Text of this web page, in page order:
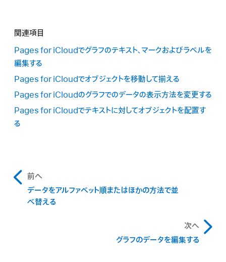
データセルには、数値、日付、または期間を追加できます。
行または列をデータ系列としてプロットするかどうかを変
更するには、「グラフデータエディタ」の右上隅にある行ま
たは列ボタンをクリックします。
データの入力が終わったら、左上隅のXをクリックして「グ
ラフデータエディタ」を終了します。
は「インタラクティブ」をクリックしてから散布図を選択し
「グラフデータを編集」をクリックします。
「グラフデータエディタ」にプレースホルダデータ（共有さ
れたX軸の値および3つのY軸の値）が表示されます。別の
色で表示されたそれぞれの列はグラフ上にプロットされる
全データ列で共通のX軸を使用したくない場合は、グラフ
データエディタの「設定」ボタン
データ系列に自分でxとyの値を入力する場合はそれぞれ
ツールバーで「グラフ」ボタン
をクリックし、「2D」また
選択します。
表します。
行または列を系列としてプロットするかどうかを変更する
全データ列で共通のX軸を使用したくない場合は、グラフ
関連項目
Pages for iCloudでグラフのテキスト、マークおよびラベルを
編集する
Pages for iCloudでオブジェクトを移動して揃える
Pages for iCloudのグラフでのデータの表示方法を変更する
Pages for iCloudでテキストに対してオブジェクトを配置す
る
前へ
データをアルファベット順またはほかの方法で並
べ替える
次へ
グラフのデータを編集する